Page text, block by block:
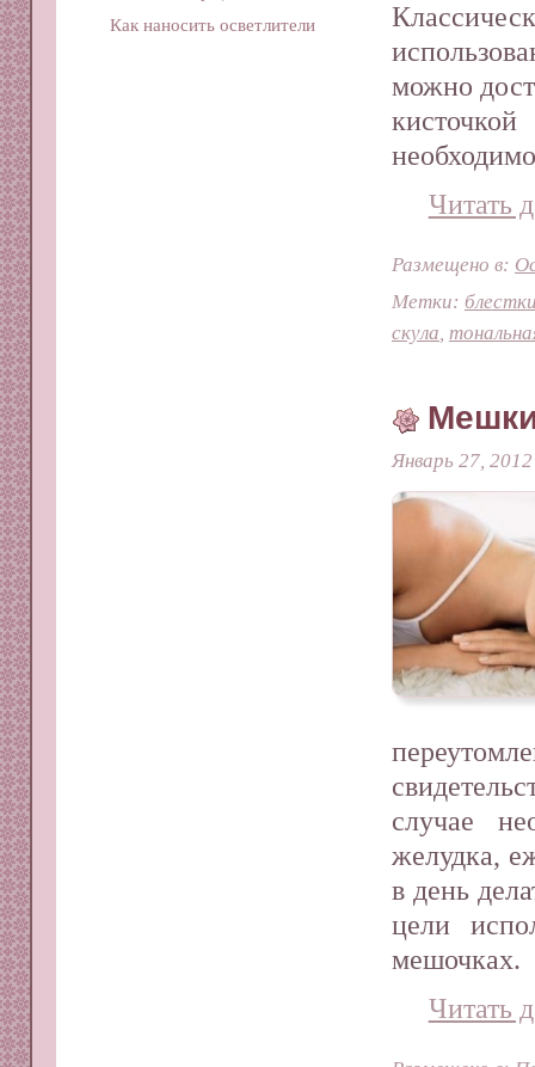
можно
Читать
Размещено в:
Метки:
скула
Январь 27, 2012
случае
желудка,
в день
цели
мешочках.
Читать
Как наносить осветлители